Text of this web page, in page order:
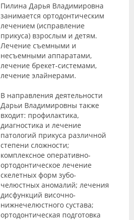
Пилина Дарья Владимировна
занимается ортодонтическим
лечением (исправление
прикуса) взрослым и детям.
Лечение съемными и
несъемными аппаратами,
лечение брекет-системами,
лечение элайнерами.
В направления деятельности
Дарьи Владимировны также
входит: профилактика,
диагностика и лечение
патологий прикуса различной
степени сложности;
комплексное оперативно-
ортодонтическое лечение
скелетных форм зубо-
челюстных аномалий; лечения
дисфункций височно-
нижнечелюстного сустава;
ортодонтическая подготовка